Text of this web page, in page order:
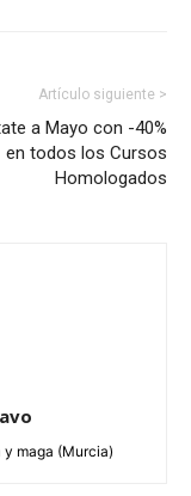
Artículo siguiente >
a Mayo con -40%
en todos los Cursos
Homologados
y maga (Murcia)